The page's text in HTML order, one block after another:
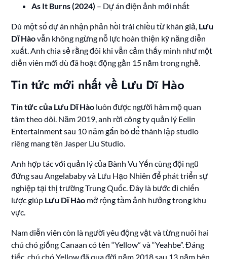
As It Burns (2024) – Dự án điện ảnh mới nhất
Dù một số dự án nhận phản hồi trái chiều từ khán giả, Lưu
Dĩ Hàovẫn không ngừng nỗ lực hoàn thiện kỹ năng diễn
xuất. Anh chia sẻ rằng đôi khi vẫn cảm thấy mình như một
diễn viên mới dù đã hoạt động gần 15 năm trong nghề.
Tin tức mới nhất về Lưu Dĩ Hào
Tin tức của Lưu Dĩ Hào luôn được người hâm mộ quan
tâm theo dõi. Năm 2019, anh rời công ty quản lý Eelin
Entertainment sau 10 năm gắn bó để thành lập studio
riêng mang tên Jasper Liu Studio.
Anh hợp tác với quản lý của Bành Vu Yến cùng đội ngũ
đứng sau Angelababy và Lưu Hạo Nhiên để phát triển sự
nghiệp tại thị trường Trung Quốc. Đây là bước đi chiến
lược giúp Lưu Dĩ Hào mở rộng tầm ảnh hưởng trong khu
vực.
Nam diễn viên còn là người yêu động vật và từng nuôi hai
chú chó giống Canaan có tên “Yellow” và “Yeahbe”. Đáng
tiếc, chú chó Yellow đã qua đời năm 2018 sau 13 năm bên